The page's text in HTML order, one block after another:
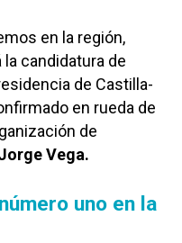
en la región,
la candidatura de
de Castilla-
en rueda de
de
Vega.
uno en la